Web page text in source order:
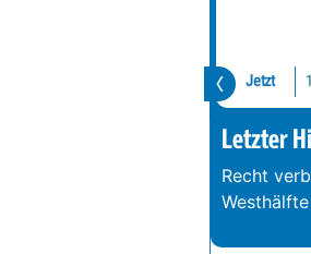
Jetzt
Letzter
Recht